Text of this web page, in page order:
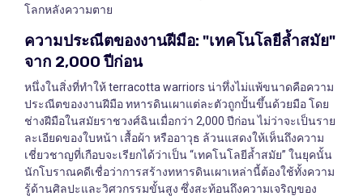
โลกหลังความตาย
ความประณีตของงานฝีมือ: "เทคโนโลยีล้ำสมัย"
จาก 2,000 ปีก่อน
หนึ่งในสิ่งที่ทำให้ terracotta warriors น่าทึ่งไม่แพ้ขนาดคือความ
ประณีตของงานฝีมือ ทหารดินเผาแต่ละตัวถูกปั้นขึ้นด้วยมือ โดย
ช่างฝีมือในสมัยราชวงศ์ฉินเมื่อกว่า 2,000 ปีก่อน ไม่ว่าจะเป็นราย
ละเอียดของใบหน้า เสื้อผ้า หรืออาวุธ ล้วนแสดงให้เห็นถึงความ
เชี่ยวชาญที่เกือบจะเรียกได้ว่าเป็น “เทคโนโลยีล้ำสมัย” ในยุคนั้น
นักโบราณคดีเชื่อว่าการสร้างทหารดินเผาเหล่านี้ต้องใช้ทั้งความ
รู้ด้านศิลปะและวิศวกรรมขั้นสูง ซึ่งสะท้อนถึงความเจริญของ